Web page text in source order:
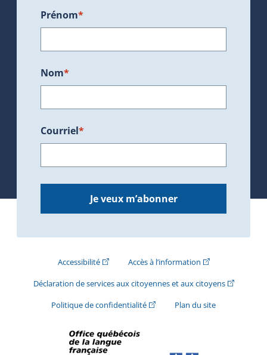
Prénom*
Nom*
Courriel*
Je veux m’abonner
Accessibilité(Cet hyperlien externe s'ouvrira dans une
Accès à l’information(Cet hyperlien
Déclaration de services aux citoyennes et aux citoyens(Cet
Politique de confidentialité(Cet hyperlien externe s'ouvrira
Plan du site